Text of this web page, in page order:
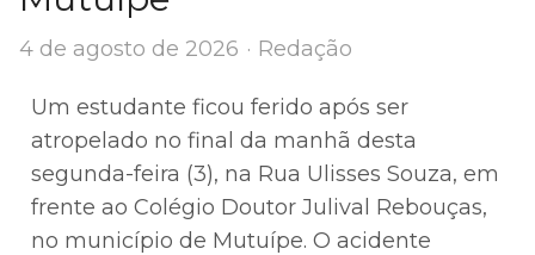
4 de agosto de 2026 Author
Redação
Um estudante ficou ferido após ser
atropelado no final da manhã desta
segunda-feira (3), na Rua Ulisses Souza, em
frente ao Colégio Doutor Julival Rebouças,
no município de Mutuípe. O acidente